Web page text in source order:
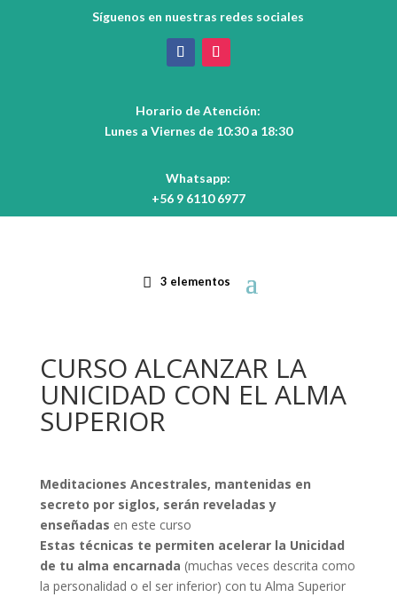
Síguenos en nuestras redes sociales
Horario de Atención:
Lunes a Viernes de 10:30 a 18:30
Whatsapp:
+56 9 6110 6977
3 elementos
CURSO ALCANZAR LA
UNICIDAD CON EL ALMA
SUPERIOR
Meditaciones Ancestrales, mantenidas en
secreto por siglos, serán reveladas y
enseñadas en este curso
Estas técnicas te permiten acelerar la Unicidad
de tu alma encarnada (muchas veces descrita como
la personalidad o el ser inferior) con tu Alma Superior